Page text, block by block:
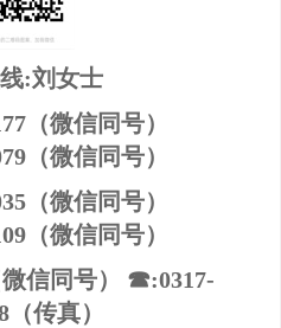
:刘女士
（微信同号）
（微信同号）
（微信同号）
（微信同号）
信同号） ☎:0317-
（传真）